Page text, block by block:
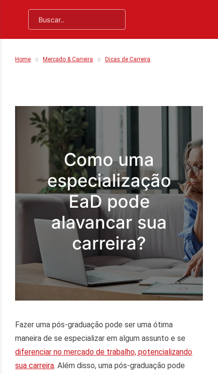
Home Mercado & Carreira Dicas de Carreira
Como uma
especialização
EaD pode
alavancar sua
carreira?
Fazer uma pós-graduação pode ser uma ótima
maneira de se especializar em algum assunto e se
diferenciar no mercado de trabalho, potencializando
sua carreira. Além disso, uma pós-graduação pode